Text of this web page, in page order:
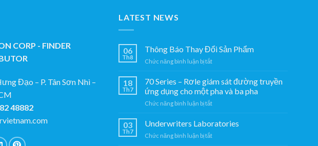
CORP - FINDER
Đạo – P. Tân Sơn Nhì –
48882
LATEST NEWS
06
Th8
Thông Báo Thay Đổi Sản Phẩm
Chức năng bình luận bị tắtở
Báo
Thay
Đổi
Sản
18
Th7
70 Series – Rơle giám sát đường truyền
ứng dụng cho một pha và ba pha
Chức năng bình luận bị tắtở
Series
–
Rơle
03
Th7
Underwriters Laboratories
Chức năng bình luận bị tắtở